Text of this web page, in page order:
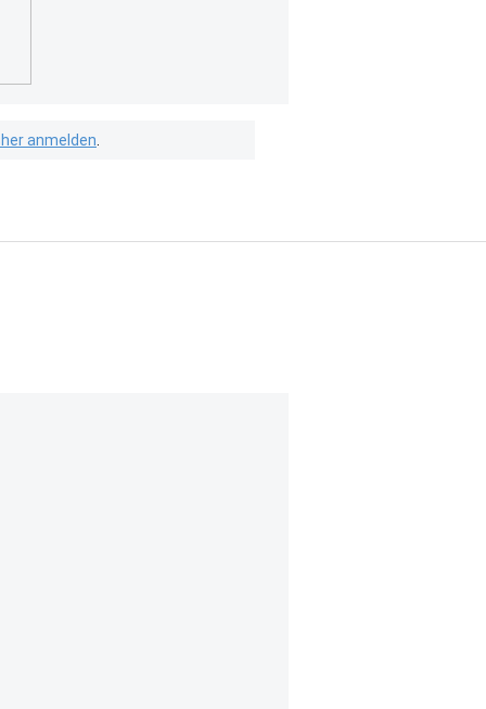
anmelden